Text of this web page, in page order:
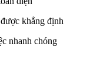
khẳng định
nhanh chóng